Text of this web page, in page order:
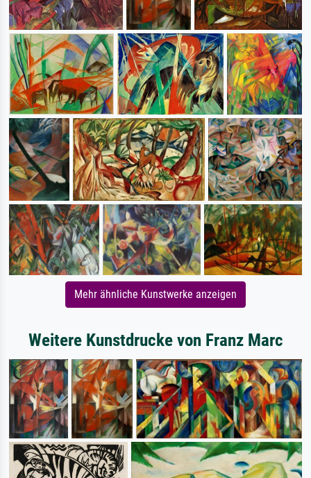
Mehr ähnliche Kunstwerke anzeigen
Weitere Kunstdrucke von Franz Marc